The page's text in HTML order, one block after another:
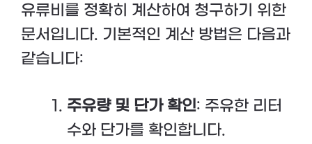
유류비를 정확히 계산하여 청구하기 위한
문서입니다. 기본적인 계산 방법은 다음과
같습니다:
주유량 및 단가 확인: 주유한 리터
수와 단가를 확인합니다.